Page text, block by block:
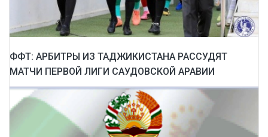
ФФТ: АРБИТРЫ ИЗ ТАДЖИКИСТАНА РАССУДЯТ
МАТЧИ ПЕРВОЙ ЛИГИ САУДОВСКОЙ АРАВИИ